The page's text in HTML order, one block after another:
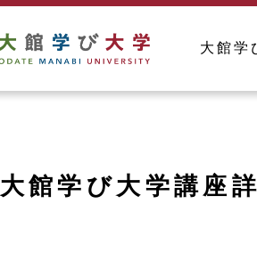
大館学
大館学び大学講座